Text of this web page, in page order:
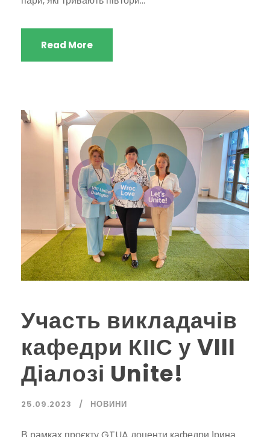
Read More
Участь викладачів
кафедри КІІС у VIII
Діалозі Unite!
25.09.2023 НОВИНИ